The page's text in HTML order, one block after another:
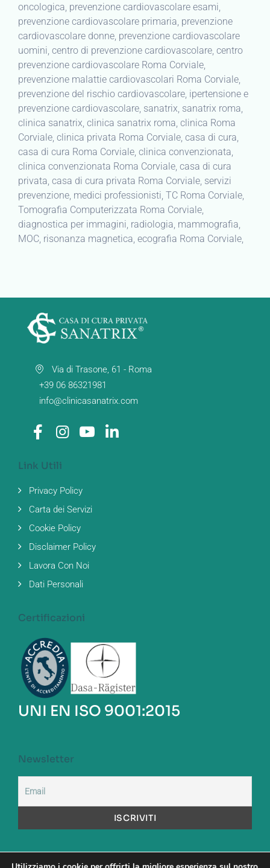
oncologica, prevenzione cardiovascolare esami,
prevenzione cardiovascolare primaria, prevenzione
cardiovascolare donne, prevenzione cardiovascolare
uomini, centro di prevenzione cardiovascolare, centro
prevenzione cardiovascolare Roma Corviale,
prevenzione malattie cardiovascolari Roma Corviale,
prevenzione del rischio cardiovascolare, ipertensione e
prevenzione cardiovascolare, sanatrix, sanatrix roma,
clinica sanatrix, clinica sanatrix roma, clinica Roma
Corviale, clinica privata Roma Corviale, casa di cura,
casa di cura Roma Corviale, clinica convenzionata,
clinica convenzionata Roma Corviale, casa di cura
privata, casa di cura privata Roma Corviale, servizi
prevenzione, medici professionisti, TC Roma Corviale,
Tomografia Computerizzata Roma Corviale,
diagnostica per immagini, radiologia, mammografia,
MOC, risonanza magnetica, ecografia Roma Corviale,
Via di Trasone, 61 - Roma
+39 06 86321981
info@clinicasanatrix.com
Link Utili
Privacy Policy
Carta dei Servizi
Cookie Policy
Disclaimer Policy
Lavora Con Noi
Dati Personali
Certificazioni
UNI EN ISO 9001:2015
Newsletter